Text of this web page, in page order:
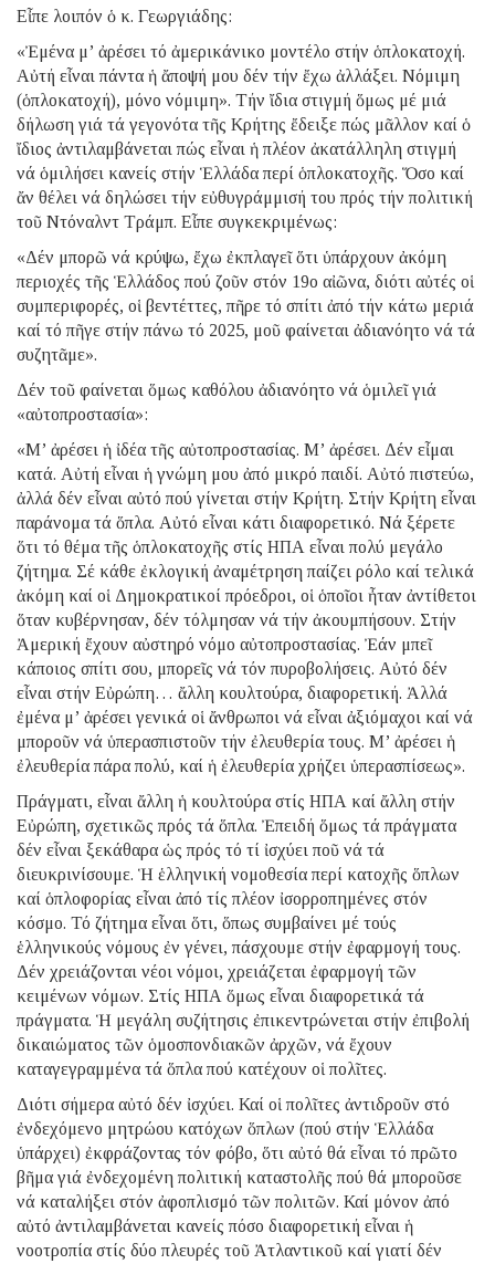
Εἶπε λοιπόν ὁ κ. Γεωργιάδης:
«Ἐμένα μ’ ἀρέσει τό ἀμερικάνικο μοντέλο στήν ὁπλοκατοχή.
Αὐτή εἶναι πάντα ἡ ἄποψή μου δέν τήν ἔχω ἀλλάξει. Νόμιμη
(ὁπλοκατοχή), μόνο νόμιμη». Τήν ἴδια στιγμή ὅμως μέ μιά
δήλωση γιά τά γεγονότα τῆς Κρήτης ἔδειξε πώς μᾶλλον καί ὁ
ἴδιος ἀντιλαμβάνεται πώς εἶναι ἡ πλέον ἀκατάλληλη στιγμή
νά ὁμιλήσει κανείς στήν Ἑλλάδα περί ὁπλοκατοχῆς. Ὅσο καί
ἄν θέλει νά δηλώσει τήν εὐθυγράμμισή του πρός τήν πολιτική
τοῦ Ντόναλντ Τράμπ. Εἶπε συγκεκριμένως:
«Δέν μπορῶ νά κρύψω, ἔχω ἐκπλαγεῖ ὅτι ὑπάρχουν ἀκόμη
περιοχές τῆς Ἑλλάδος πού ζοῦν στόν 19ο αἰῶνα, διότι αὐτές οἱ
συμπεριφορές, οἱ βεντέττες, πῆρε τό σπίτι ἀπό τήν κάτω μεριά
καί τό πῆγε στήν πάνω τό 2025, μοῦ φαίνεται ἀδιανόητο νά τά
συζητᾶμε».
Δέν τοῦ φαίνεται ὅμως καθόλου ἀδιανόητο νά ὁμιλεῖ γιά
«αὐτοπροστασία»:
«Μ’ ἀρέσει ἡ ἰδέα τῆς αὐτοπροστασίας. Μ’ ἀρέσει. Δέν εἶμαι
κατά. Αὐτή εἶναι ἡ γνώμη μου ἀπό μικρό παιδί. Αὐτό πιστεύω,
ἀλλά δέν εἶναι αὐτό πού γίνεται στήν Κρήτη. Στήν Κρήτη εἶναι
παράνομα τά ὅπλα. Αὐτό εἶναι κάτι διαφορετικό. Νά ξέρετε
ὅτι τό θέμα τῆς ὁπλοκατοχῆς στίς ΗΠΑ εἶναι πολύ μεγάλο
ζήτημα. Σέ κάθε ἐκλογική ἀναμέτρηση παίζει ρόλο καί τελικά
ἀκόμη καί οἱ Δημοκρατικοί πρόεδροι, οἱ ὁποῖοι ἦταν ἀντίθετοι
ὅταν κυβέρνησαν, δέν τόλμησαν νά τήν ἀκουμπήσουν. Στήν
Ἀμερική ἔχουν αὐστηρό νόμο αὐτοπροστασίας. Ἐάν μπεῖ
κάποιος σπίτι σου, μπορεῖς νά τόν πυροβολήσεις. Αὐτό δέν
εἶναι στήν Εὐρώπη… ἄλλη κουλτούρα, διαφορετική. Ἀλλά
ἐμένα μ’ ἀρέσει γενικά οἱ ἄνθρωποι νά εἶναι ἀξιόμαχοι καί νά
μποροῦν νά ὑπερασπιστοῦν τήν ἐλευθερία τους. Μ’ ἀρέσει ἡ
ἐλευθερία πάρα πολύ, καί ἡ ἐλευθερία χρήζει ὑπερασπίσεως».
Πράγματι, εἶναι ἄλλη ἡ κουλτούρα στίς ΗΠΑ καί ἄλλη στήν
Εὐρώπη, σχετικῶς πρός τά ὅπλα. Ἐπειδή ὅμως τά πράγματα
δέν εἶναι ξεκάθαρα ὡς πρός τό τί ἰσχύει ποῦ νά τά
διευκρινίσουμε. Ἡ ἑλληνική νομοθεσία περί κατοχῆς ὅπλων
καί ὁπλοφορίας εἶναι ἀπό τίς πλέον ἰσορροπημένες στόν
κόσμο. Τό ζήτημα εἶναι ὅτι, ὅπως συμβαίνει μέ τούς
ἑλληνικούς νόμους ἐν γένει, πάσχουμε στήν ἐφαρμογή τους.
Δέν χρειάζονται νέοι νόμοι, χρειάζεται ἐφαρμογή τῶν
κειμένων νόμων. Στίς ΗΠΑ ὅμως εἶναι διαφορετικά τά
πράγματα. Ἡ μεγάλη συζήτησις ἐπικεντρώνεται στήν ἐπιβολή
δικαιώματος τῶν ὁμοσπονδιακῶν ἀρχῶν, νά ἔχουν
καταγεγραμμένα τά ὅπλα πού κατέχουν οἱ πολῖτες.
Διότι σήμερα αὐτό δέν ἰσχύει. Καί οἱ πολῖτες ἀντιδροῦν στό
ἐνδεχόμενο μητρώου κατόχων ὅπλων (πού στήν Ἑλλάδα
ὑπάρχει) ἐκφράζοντας τόν φόβο, ὅτι αὐτό θά εἶναι τό πρῶτο
βῆμα γιά ἐνδεχομένη πολιτική καταστολῆς πού θά μποροῦσε
νά καταλήξει στόν ἀφοπλισμό τῶν πολιτῶν. Καί μόνον ἀπό
αὐτό ἀντιλαμβάνεται κανείς πόσο διαφορετική εἶναι ἡ
νοοτροπία στίς δύο πλευρές τοῦ Ἀτλαντικοῦ καί γιατί δέν